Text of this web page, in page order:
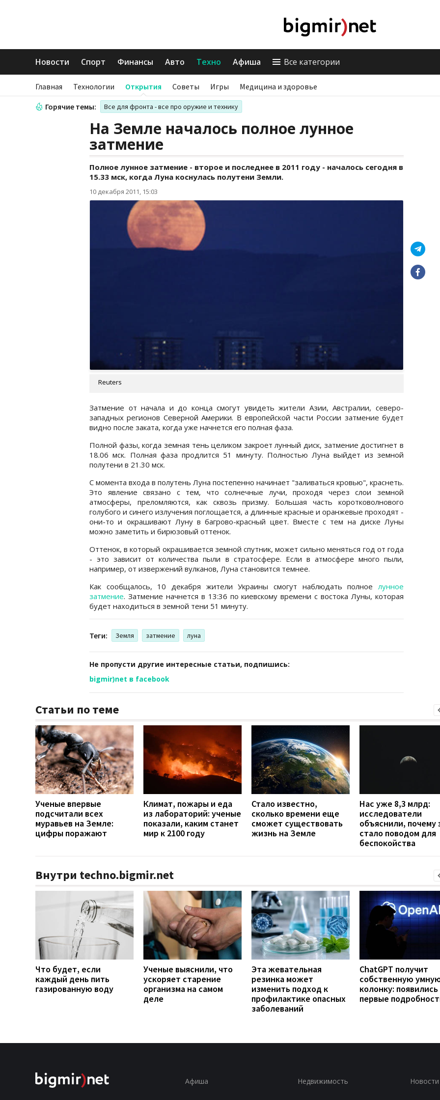
Новости Спорт Финансы Авто Техно Афиша Все категории
Главная Технологии Открытия Советы Игры Медицина и здоровье
Горячие темы: Все для фронта - все про оружие и технику
На Земле началось полное лунное
затмение
Полное лунное затмение - второе и последнее в 2011 году - началось сегодня в
15.33 мск, когда Луна коснулась полутени Земли.
10 декабря 2011, 15:03
Reuters
Затмение от начала и до конца смогут увидеть жители Азии, Австралии, северо-
западных регионов Северной Америки. В европейской части России затмение будет
видно после заката, когда уже начнется его полная фаза.
Полной фазы, когда земная тень целиком закроет лунный диск, затмение достигнет в
18.06 мск. Полная фаза продлится 51 минуту. Полностью Луна выйдет из земной
полутени в 21.30 мск.
С момента входа в полутень Луна постепенно начинает "заливаться кровью", краснеть.
Это явление связано с тем, что солнечные лучи, проходя через слои земной
атмосферы, преломляются, как сквозь призму. Большая часть коротковолнового
голубого и синего излучения поглощается, а длинные красные и оранжевые проходят -
они-то и окрашивают Луну в багрово-красный цвет. Вместе с тем на диске Луны
можно заметить и бирюзовый оттенок.
Оттенок, в который окрашивается земной спутник, может сильно меняться год от года
- это зависит от количества пыли в стратосфере. Если в атмосфере много пыли,
например, от извержений вулканов, Луна становится темнее.
Как сообщалось, 10 декабря жители Украины смогут наблюдать полное лунное
затмение. Затмение начнется в 13:36 по киевскому времени с востока Луны, которая
будет находиться в земной тени 51 минуту.
Теги: Земля затмение луна
Не пропусти другие интересные статьи, подпишись:
bigmir)net в facebook
Статьи по теме
Ученые впервые
подсчитали всех
муравьев на Земле:
цифры поражают
Климат, пожары и еда
из лабораторий: ученые
показали, каким станет
мир к 2100 году
Стало известно,
сколько времени еще
сможет существовать
жизнь на Земле
Нас уже 8,3 млрд:
исследователи
объяснили, почему
стало поводом для
беспокойства
Внутри techno.bigmir.net
Что будет, если
каждый день пить
газированную воду
Ученые выяснили, что
ускоряет старение
организма на самом
деле
Эта жевательная
резинка может
изменить подход к
профилактике опасных
заболеваний
ChatGPT получит
собственную
колонку: появились
первые
Афиша Недвижимость Новости